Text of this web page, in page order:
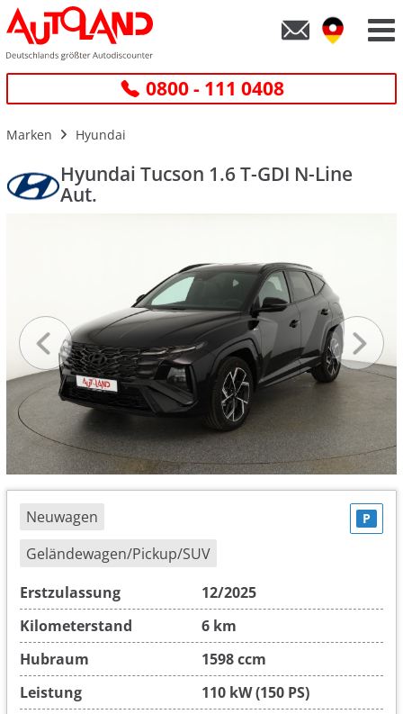
0800 - 111 0408
Marken Hyundai
Hyundai Tucson 1.6 T-GDI N-Line
Aut.
Neuwagen
Geländewagen/Pickup/SUV
P
Erstzulassung
12/2025
Kilometerstand
6 km
Hubraum
1598 ccm
Leistung
110 kW (150 PS)